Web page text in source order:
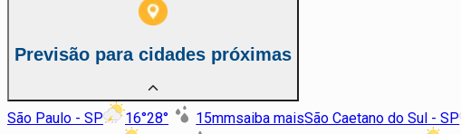
Previsão para cidades próximas
São Paulo - SP 16°28° 15mmsaiba maisSão Caetano do Sul - SP